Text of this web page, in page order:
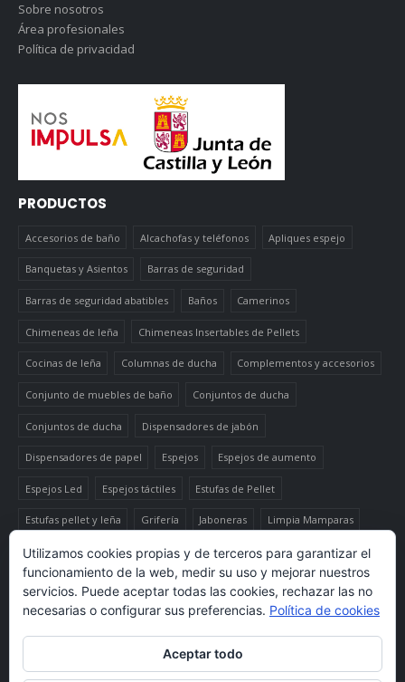
Sobre nosotros
Área profesionales
Política de privacidad
PRODUCTOS
Accesorios de baño Alcachofas y teléfonos Apliques espejo
Banquetas y Asientos Barras de seguridad
Barras de seguridad abatibles Baños Camerinos
Chimeneas de leña Chimeneas Insertables de Pellets
Cocinas de leña Columnas de ducha Complementos y accesorios
Conjunto de muebles de baño Conjuntos de ducha
Conjuntos de ducha Dispensadores de jabón
Dispensadores de papel Espejos Espejos de aumento
Espejos Led Espejos táctiles Estufas de Pellet
Estufas pellet y leña Grifería Jaboneras Limpia Mamparas
Luminaria Mueble auxiliar alto Muebles de baño Papeleras
Termo-productos de leña TermoChimeneas de Pellets
TermoEstufas de Pellets Toalleros eléctricos secatoallas
Utilizamos cookies propias y de terceros para garantizar el
funcionamiento de la web, medir su uso y mejorar nuestros
servicios. Puede aceptar todas las cookies, rechazar las no
necesarias o configurar sus preferencias. Política de cookies
Aceptar todo